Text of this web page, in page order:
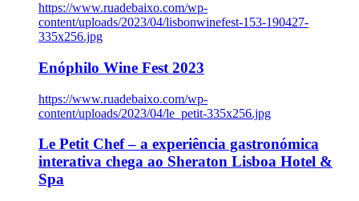
https://www.ruadebaixo.com/wp-
content/uploads/2023/04/lisbonwinefest-153-190427-
335x256.jpg
Enóphilo Wine Fest 2023
https://www.ruadebaixo.com/wp-
content/uploads/2023/04/le_petit-335x256.jpg
Le Petit Chef – a experiência gastronómica
interativa chega ao Sheraton Lisboa Hotel &
Spa